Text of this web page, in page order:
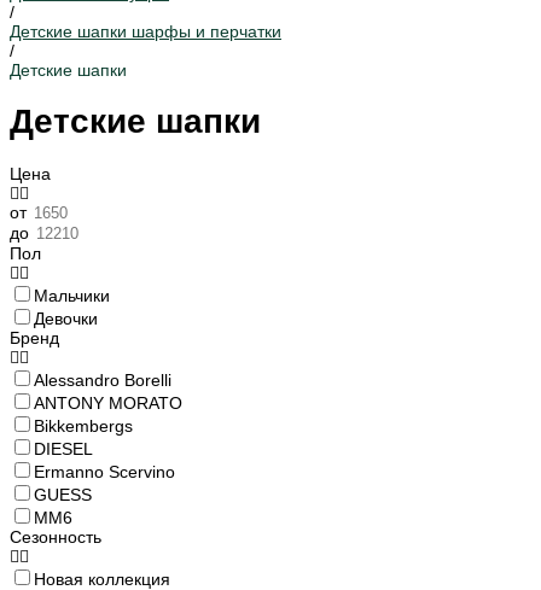
/
Детские шапки шарфы и перчатки
/
Детские шапки
Детские шапки
Цена
от
до
Пол
Мальчики
Девочки
Бренд
Alessandro Borelli
ANTONY MORATO
Bikkembergs
DIESEL
Ermanno Scervino
GUESS
MM6
Сезонность
Новая коллекция